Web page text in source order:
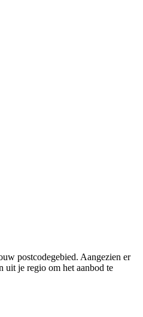
postcodegebied. Aangezien er
uit je regio om het aanbod te